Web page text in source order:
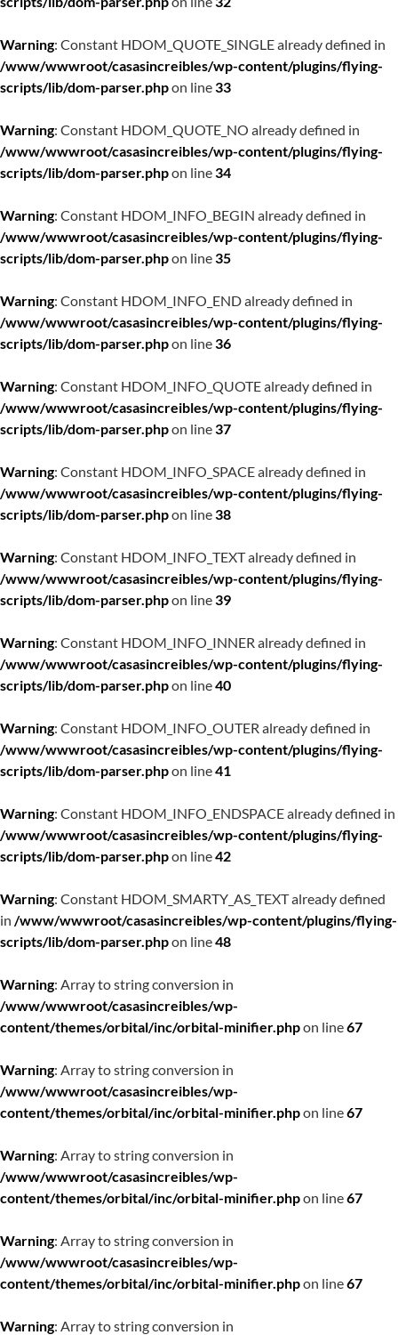
Warning: Constant HDOM_QUOTE_SINGLE already defined in
/www/wwwroot/casasincreibles/wp-content/plugins/flying-
scripts/lib/dom-parser.phpon line33
Warning: Constant HDOM_QUOTE_NO already defined in
/www/wwwroot/casasincreibles/wp-content/plugins/flying-
scripts/lib/dom-parser.phpon line34
Warning: Constant HDOM_INFO_BEGIN already defined in
/www/wwwroot/casasincreibles/wp-content/plugins/flying-
scripts/lib/dom-parser.phpon line35
Warning: Constant HDOM_INFO_END already defined in
/www/wwwroot/casasincreibles/wp-content/plugins/flying-
scripts/lib/dom-parser.phpon line36
Warning: Constant HDOM_INFO_QUOTE already defined in
/www/wwwroot/casasincreibles/wp-content/plugins/flying-
scripts/lib/dom-parser.phpon line37
Warning: Constant HDOM_INFO_SPACE already defined in
/www/wwwroot/casasincreibles/wp-content/plugins/flying-
scripts/lib/dom-parser.phpon line38
Warning: Constant HDOM_INFO_TEXT already defined in
/www/wwwroot/casasincreibles/wp-content/plugins/flying-
scripts/lib/dom-parser.phpon line39
Warning: Constant HDOM_INFO_INNER already defined in
/www/wwwroot/casasincreibles/wp-content/plugins/flying-
scripts/lib/dom-parser.phpon line40
Warning: Constant HDOM_INFO_OUTER already defined in
/www/wwwroot/casasincreibles/wp-content/plugins/flying-
scripts/lib/dom-parser.phpon line41
Warning: Constant HDOM_INFO_ENDSPACE already defined in
/www/wwwroot/casasincreibles/wp-content/plugins/flying-
scripts/lib/dom-parser.phpon line42
Warning: Constant HDOM_SMARTY_AS_TEXT already defined
in /www/wwwroot/casasincreibles/wp-content/plugins/flying-
scripts/lib/dom-parser.phpon line48
Warning: Array to string conversion in
/www/wwwroot/casasincreibles/wp-
content/themes/orbital/inc/orbital-minifier.phpon line67
Warning: Array to string conversion in
/www/wwwroot/casasincreibles/wp-
content/themes/orbital/inc/orbital-minifier.phpon line67
Warning: Array to string conversion in
/www/wwwroot/casasincreibles/wp-
content/themes/orbital/inc/orbital-minifier.phpon line67
Warning: Array to string conversion in
/www/wwwroot/casasincreibles/wp-
content/themes/orbital/inc/orbital-minifier.phpon line67
Warning: Array to string conversion in